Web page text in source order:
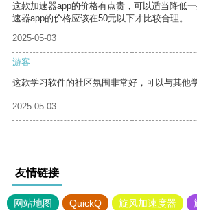
这款加速器app的价格有点贵，可以适当降低
速器app的价格应该在50元以下才比较合理。
2025-05-03
游客
这款学习软件的社区氛围非常好，可以与其他
2025-05-03
友情链接
网站地图 QuickQ 旋风加速度器